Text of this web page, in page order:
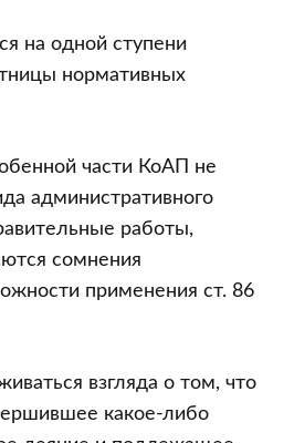
на одной ступени
нормативных
части КоАП не
административного
работы,
сомнения
применения ст. 86
взгляда о том, что
какое-либо